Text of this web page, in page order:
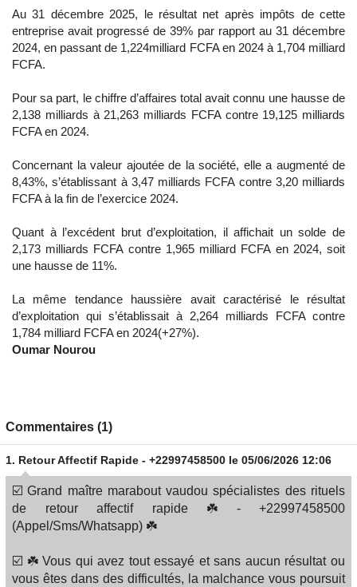
Au 31 décembre 2025, le résultat net après impôts de cette
entreprise avait progressé de 39% par rapport au 31 décembre
2024, en passant de 1,224milliard FCFA en 2024 à 1,704 milliard
FCFA.
Pour sa part, le chiffre d’affaires total avait connu une hausse de
2,138 milliards à 21,263 milliards FCFA contre 19,125 milliards
FCFA en 2024.
Concernant la valeur ajoutée de la société, elle a augmenté de
8,43%, s’établissant à 3,47 milliards FCFA contre 3,20 milliards
FCFA à la fin de l’exercice 2024.
Quant à l’excédent brut d’exploitation, il affichait un solde de
2,173 milliards FCFA contre 1,965 milliard FCFA en 2024, soit
une hausse de 11%.
La même tendance haussière avait caractérisé le résultat
d’exploitation qui s’établissait à 2,264 milliards FCFA contre
1,784 milliard FCFA en 2024(+27%).
Oumar Nourou
Commentaires (1)
1. Retour Affectif Rapide - +22997458500 le 05/06/2026 12:06
☑️ Grand maître marabout vaudou spécialistes des rituels
de retour affectif rapide ☘️ - +22997458500
(Appel/Sms/Whatsapp) ☘️
☑️ ☘️ Vous qui avez tout essayé et sans aucun résultat ou
vous êtes dans des difficultés, la malchance vous poursuit